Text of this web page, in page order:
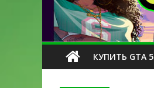
КУПИТЬ GTA 5